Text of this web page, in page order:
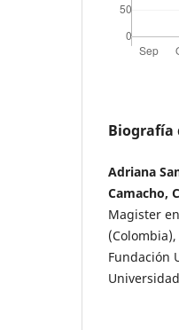
Biografía
Adriana
Camacho,
Magister
Fundación